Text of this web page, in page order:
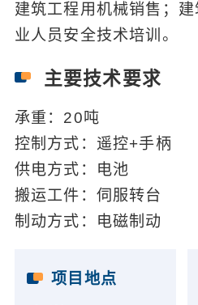
建筑工程用机械销售；
业人员安全技术培训。
主要技术要求
承重：20吨
控制方式：遥控+手柄
供电方式：电池
搬运工件：伺服转台
制动方式：电磁制动
项目地点